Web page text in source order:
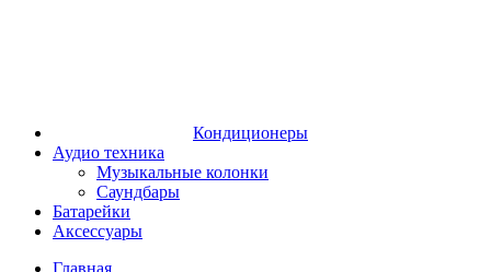
Кондиционеры
Аудио техника
Музыкальные колонки
Саундбары
Батарейки
Аксессуары